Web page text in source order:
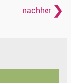
nachher